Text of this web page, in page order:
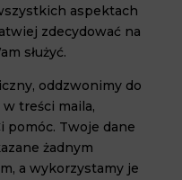
aspektach
zdecydować na
służyć.
oddzwonimy do
treści maila,
pomóc. Twoje dane
żadnym
a wykorzystamy je